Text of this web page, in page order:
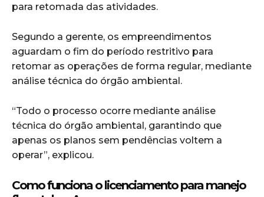
para retomada das atividades.
Segundo a gerente, os empreendimentos
aguardam o fim do período restritivo para
retomar as operações de forma regular, mediante
análise técnica do órgão ambiental.
“Todo o processo ocorre mediante análise
técnica do órgão ambiental, garantindo que
apenas os planos sem pendências voltem a
operar”, explicou.
Como funciona o licenciamento para manejo